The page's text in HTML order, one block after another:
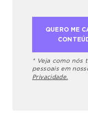
* Veja como nós
pessoais em
Privacidade.